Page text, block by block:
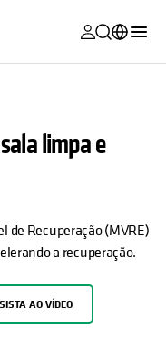
opens in a
opens in a
Alta
opens in a
opens in a
do produto
opens in a
Academia
opens in a
Cohesity
opens in a
opens in a
Deutsch (Germany)
日本語 (Japan)
한국어 (South
Korea)
Español (Spain)
limpa e
de Recuperação (MVRE)
a recuperação.
AO VÍDEO